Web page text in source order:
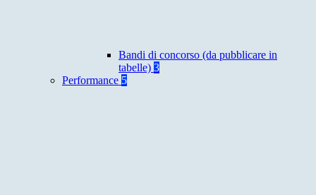
Bandi di concorso (da pubblicare in
tabelle) 3
Performance 5